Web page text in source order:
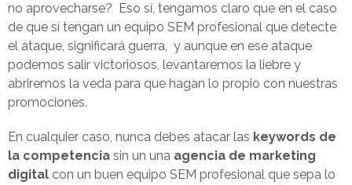
no aprovecharse? Eso sí, tengamos claro que en el caso
de que sí tengan un equipo SEM profesional que detecte
el ataque, significará guerra, y aunque en ese ataque
podemos salir victoriosos, levantaremos la liebre y
abriremos la veda para que hagan lo propio con nuestras
promociones.
En cualquier caso, nunca debes atacar las keywords de
la competencia sin un una agencia de marketing
digital con un buen equipo SEM profesional que sepa lo